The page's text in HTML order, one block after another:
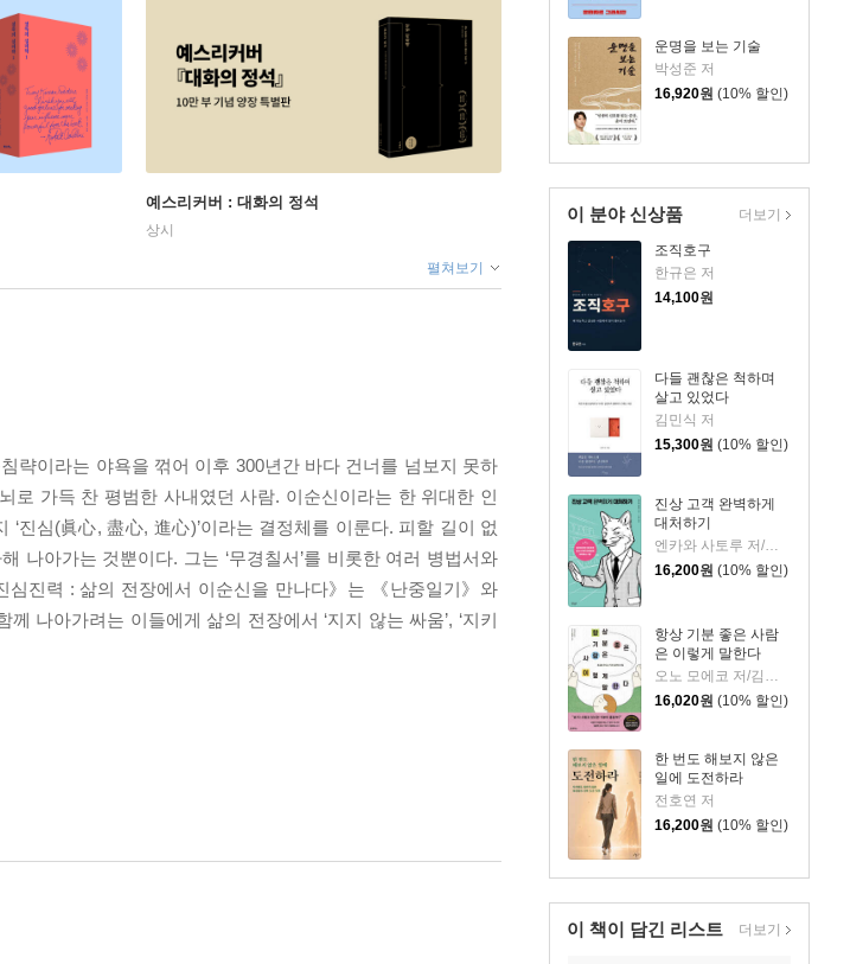
운명을 보는 기술
박성준 저
16,920원 (10% 할인)
이 분야 신상품
조직호구
한규은 저
14,100원
다들 괜찮은 척하며
살고 있었다
김민식 저
15,300원 (10% 할인)
진상 고객 완벽하게
대처하기
엔카와 사토루 저/이주 역
16,200원 (10% 할인)
항상 기분 좋은 사람
은 이렇게 말한다
16,020원 (10% 할인)
한 번도 해보지 않은
일에 도전하라
전호연 저
16,200원 (10% 할인)
더보기
이 책이 담긴 리스트 더보기
예스리커버 : 대화의 정석
상시
펼쳐보기
략이라는 야욕을 꺾어 이후 300년간 바다 건너를 넘보지 못하
로 가득 찬 평범한 사내였던 사람. 이순신이라는 한 위대한 인
진심(眞心, 盡心, 進心)’이라는 결정체를 이룬다. 피할 길이 없
나아가는 것뿐이다. 그는 ‘무경칠서’를 비롯한 여러 병법서와
진력 : 삶의 전장에서 이순신을 만나다》는 《난중일기》와
나아가려는 이들에게 삶의 전장에서 ‘지지 않는 싸움’, ‘지키